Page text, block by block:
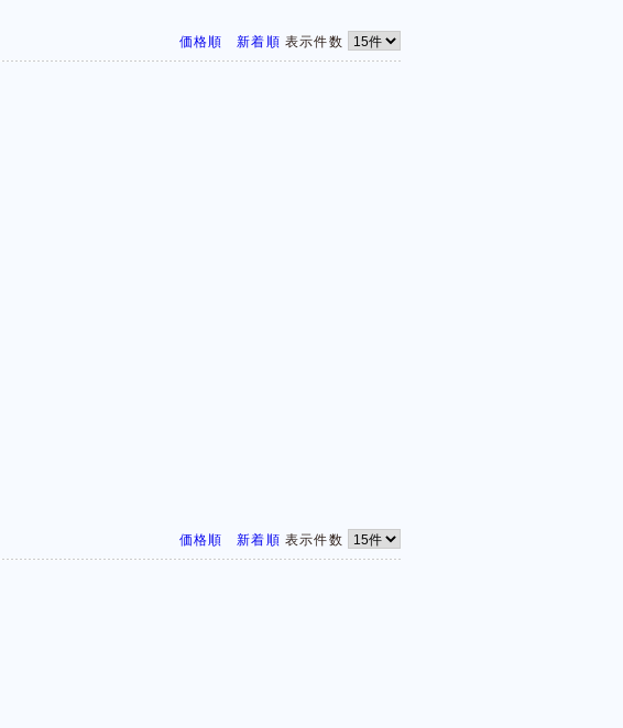
価格順 新着順 表示件数
価格順 新着順 表示件数